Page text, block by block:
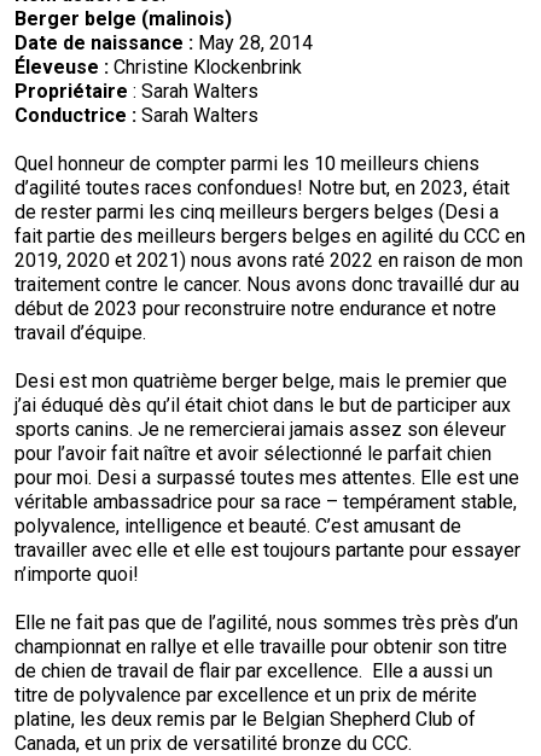
Berger belge (malinois)
Date de naissance : May 28, 2014
Éleveuse : Christine Klockenbrink
Propriétaire : Sarah Walters
Conductrice : Sarah Walters
Quel honneur de compter parmi les 10 meilleurs chiens
d’agilité toutes races confondues! Notre but, en 2023, était
de rester parmi les cinq meilleurs bergers belges (Desi a
fait partie des meilleurs bergers belges en agilité du CCC en
2019, 2020 et 2021) nous avons raté 2022 en raison de mon
traitement contre le cancer. Nous avons donc travaillé dur au
début de 2023 pour reconstruire notre endurance et notre
travail d’équipe.
Desi est mon quatrième berger belge, mais le premier que
j’ai éduqué dès qu’il était chiot dans le but de participer aux
sports canins. Je ne remercierai jamais assez son éleveur
pour l’avoir fait naître et avoir sélectionné le parfait chien
pour moi. Desi a surpassé toutes mes attentes. Elle est une
véritable ambassadrice pour sa race – tempérament stable,
polyvalence, intelligence et beauté. C’est amusant de
travailler avec elle et elle est toujours partante pour essayer
n’importe quoi!
Elle ne fait pas que de l’agilité, nous sommes très près d’un
championnat en rallye et elle travaille pour obtenir son titre
de chien de travail de flair par excellence. Elle a aussi un
titre de polyvalence par excellence et un prix de mérite
platine, les deux remis par le Belgian Shepherd Club of
Canada, et un prix de versatilité bronze du CCC.